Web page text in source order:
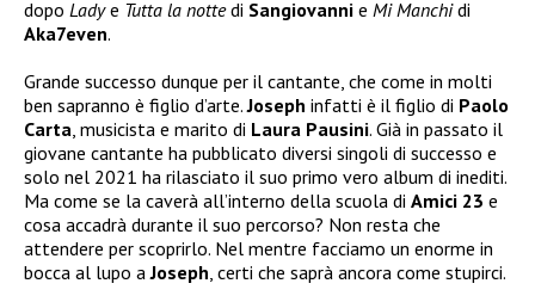
dopo Ladye Tutta la nottedi Sangiovanni e Mi Manchidi
Aka7even.
Grande successo dunque per il cantante, che come in molti
ben sapranno è figlio d’arte.Joseph infatti è il figlio di Paolo
Carta, musicista e marito di Laura Pausini. Già in passato il
giovane cantante ha pubblicato diversi singoli di successo e
solo nel 2021 ha rilasciato il suo primo vero album di inediti.
Ma come se la caverà all’interno della scuola di Amici 23 e
cosa accadrà durante il suo percorso? Non resta che
attendere per scoprirlo. Nel mentre facciamo un enorme in
bocca al lupo aJoseph, certi che saprà ancora come stupirci.